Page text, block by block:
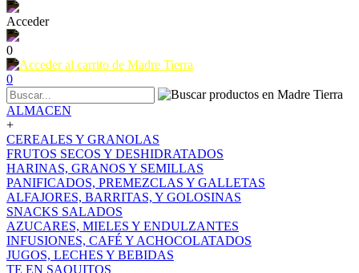
Acceder
0
0
ALMACEN
+
CEREALES Y GRANOLAS
FRUTOS SECOS Y DESHIDRATADOS
HARINAS, GRANOS Y SEMILLAS
PANIFICADOS, PREMEZCLAS Y GALLETAS
ALFAJORES, BARRITAS, Y GOLOSINAS
SNACKS SALADOS
AZUCARES, MIELES Y ENDULZANTES
INFUSIONES, CAFÉ Y ACHOCOLATADOS
JUGOS, LECHES Y BEBIDAS
TE EN SAQUITOS